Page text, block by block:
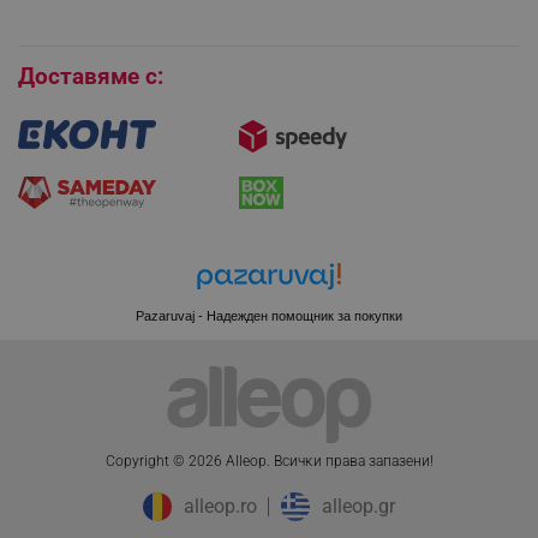
Доставяме с:
Pazaruvaj - Надежден помощник за покупки
Copyright © 2026 Alleop. Bcичĸи пpaвa зaпaзeни!
alleop.ro alleop.gr
_GRECAPTCHA
LaVisitorNew